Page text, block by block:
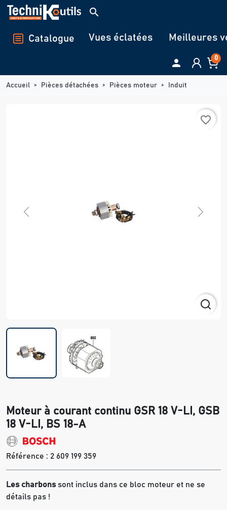
Panneau de gestion des cookies
search
Catalogue Vues éclatées Meilleures
 0
Accueil Pièces détachées Pièces moteur Induit
favorite_border
Previous Next
Moteur à courant continu GSR 18 V-LI, GSB
18 V-LI, BS 18-A
Référence : 2 609 199 359
Les charbonssont inclus dans ce bloc moteur et ne se
détails pas !